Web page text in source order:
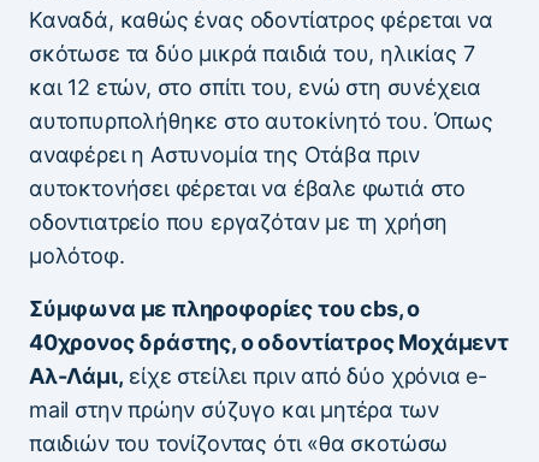
Καναδά, καθώς ένας οδοντίατρος φέρεται να
σκότωσε τα δύο μικρά παιδιά του, ηλικίας 7
και 12 ετών, στο σπίτι του, ενώ στη συνέχεια
αυτοπυρπολήθηκε στο αυτοκίνητό του. Όπως
αναφέρει η Αστυνομία της Οτάβα πριν
αυτοκτονήσει φέρεται να έβαλε φωτιά στο
οδοντιατρείο που εργαζόταν με τη χρήση
μολότοφ.
Σύμφωνα με πληροφορίες του cbs, o
40χρονος δράστης, ο οδοντίατρος Μοχάμεντ
Αλ-Λάμι, είχε στείλει πριν από δύο χρόνια e-
mail στην πρώην σύζυγο και μητέρα των
παιδιών του τονίζοντας ότι «θα σκοτώσω